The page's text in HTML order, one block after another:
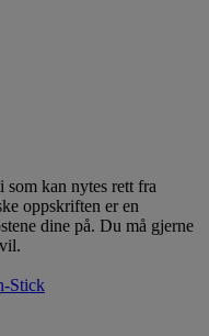
som kan nytes rett fra
oppskriften er en
dine på. Du må gjerne
Stick